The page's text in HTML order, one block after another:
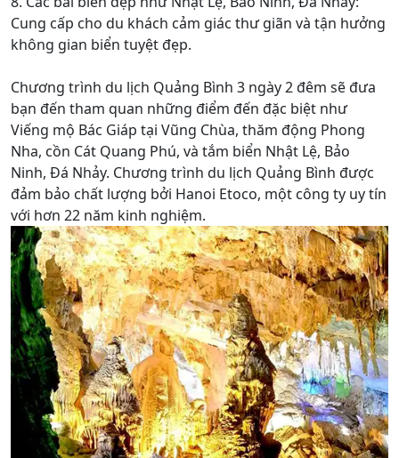
Cung cấp cho du khách cảm giác thư giãn và tận hưởng
không gian biển tuyệt đẹp.
Chương trình du lịch Quảng Bình 3 ngày 2 đêm sẽ đưa
bạn đến tham quan những điểm đến đặc biệt như
Viếng mộ Bác Giáp tại Vũng Chùa, thăm động Phong
Nha, cồn Cát Quang Phú, và tắm biển Nhật Lệ, Bảo
Ninh, Đá Nhảy. Chương trình du lịch Quảng Bình được
đảm bảo chất lượng bởi Hanoi Etoco, một công ty uy tín
với hơn 22 năm kinh nghiệm.